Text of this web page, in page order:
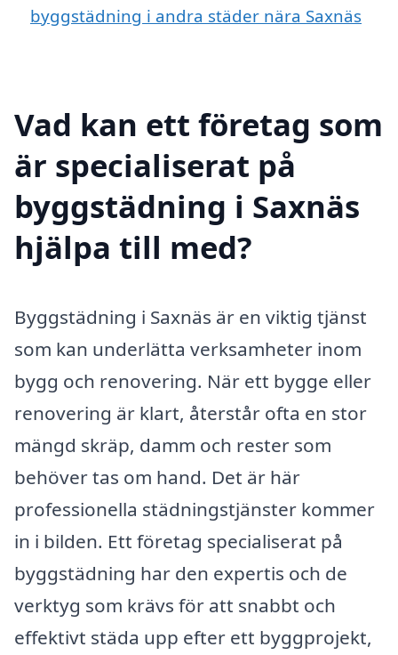
byggstädning i andra städer nära Saxnäs
Vad kan ett företag som
är specialiserat på
byggstädning i Saxnäs
hjälpa till med?
Byggstädning i Saxnäs är en viktig tjänst
som kan underlätta verksamheter inom
bygg och renovering. När ett bygge eller
renovering är klart, återstår ofta en stor
mängd skräp, damm och rester som
behöver tas om hand. Det är här
professionella städningstjänster kommer
in i bilden. Ett företag specialiserat på
byggstädning har den expertis och de
verktyg som krävs för att snabbt och
effektivt städa upp efter ett byggprojekt,